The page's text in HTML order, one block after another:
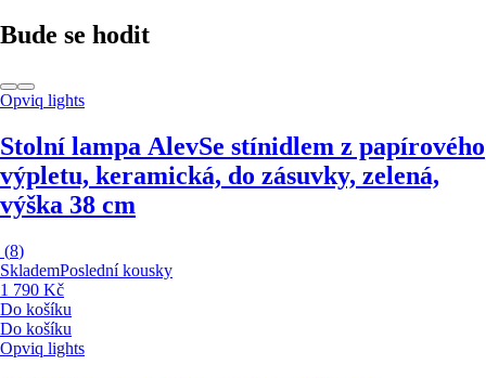
Bude se hodit
Opviq lights
Stolní lampa AlevSe stínidlem z papírového
výpletu, keramická, do zásuvky, zelená,
výška 38 cm
(8)
SklademPoslední kousky
1 790 Kč
Do košíku
Do košíku
Opviq lights